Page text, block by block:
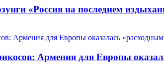
«Россия на последнем
Армения для Европы